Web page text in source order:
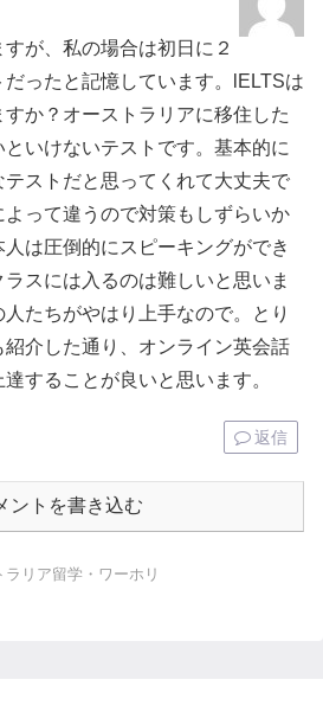
が、私の場合は初日に２
ったと記憶しています。lELTSは
か？オーストラリアに移住した
いけないテストです。基本的に
ストだと思ってくれて大丈夫で
って違うので対策もしずらいか
は圧倒的にスピーキングができ
スには入るのは難しいと思いま
たちがやはり上手なので。とり
介した通り、オンライン英会話
することが良いと思います。
返信
ントを書き込む
ラリア留学・ワーホリ